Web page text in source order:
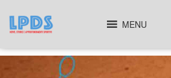
content
MENU